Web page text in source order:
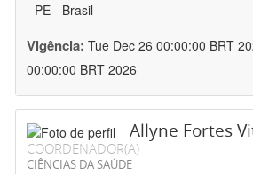
- PE - Brasil
Vigência: Tue Dec 26 00:00:00 BRT
00:00:00 BRT 2026
Allyne Fortes
COORDENADOR(A)
CIÊNCIAS DA SAÚDE